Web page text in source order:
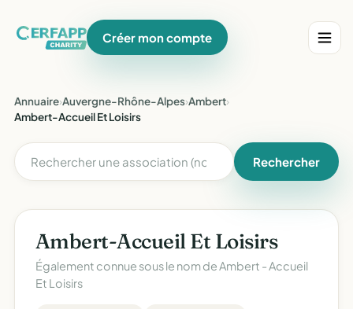
Créer mon compte
Annuaire›Auvergne-Rhône-Alpes›Ambert›
Ambert-Accueil Et Loisirs
Rechercher
Ambert-Accueil Et Loisirs
Également connue sous le nom deAmbert - Accueil
Et Loisirs